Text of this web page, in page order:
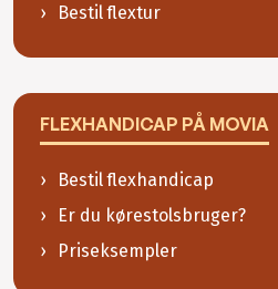
Bestil flextur
FLEXHANDICAP PÅ MOVIA
Bestil flexhandicap
Er du kørestolsbruger?
Priseksempler